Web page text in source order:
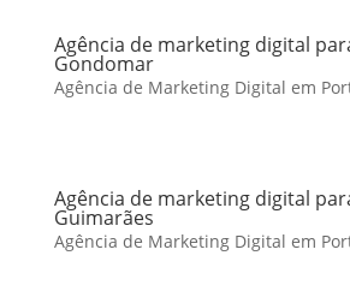
Agência de marketing digital
Gondomar
Agência de Marketing Digital em
Agência de marketing digital
Guimarães
Agência de Marketing Digital em